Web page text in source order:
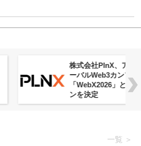
株式会社PlnX、アジア最大級のグロ
ーバルWeb3カンファレンス
「WebX2026」とのコラボレーショ
一覧